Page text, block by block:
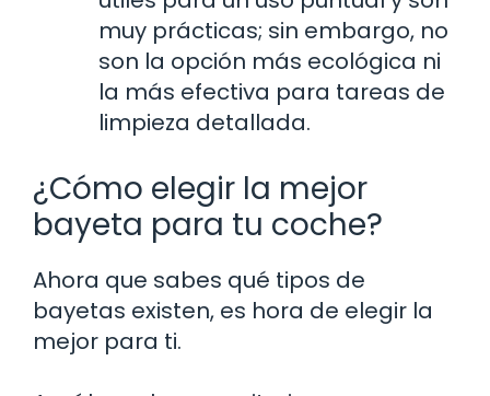
muy prácticas; sin embargo, no
son la opción más ecológica ni
la más efectiva para tareas de
limpieza detallada.
¿Cómo elegir la mejor
bayeta para tu coche?
Ahora que sabes qué tipos de
bayetas existen, es hora de elegir la
mejor para ti.